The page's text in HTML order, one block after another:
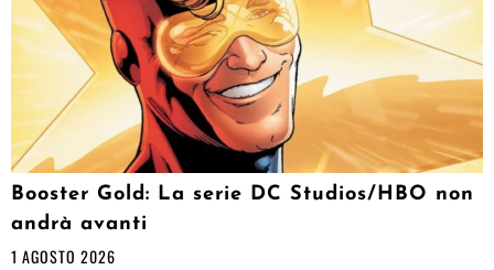
Booster Gold: La serie DC Studios/HBO non
andrà avanti
1 AGOSTO 2026